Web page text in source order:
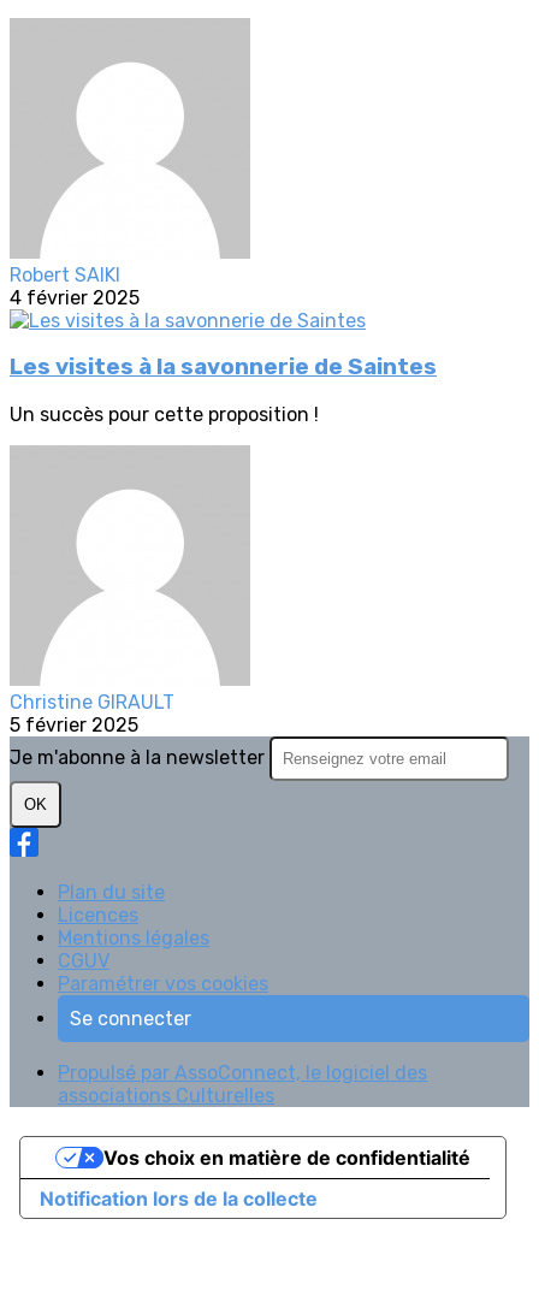
Robert SAIKI
4 février 2025
Les visites à la savonnerie de Saintes
Un succès pour cette proposition !
Christine GIRAULT
5 février 2025
Je m'abonne à la newsletter
OK
Plan du site
Licences
Mentions légales
CGUV
Paramétrer vos cookies
Se connecter
Propulsé par AssoConnect, le logiciel des
associations Culturelles
Notification lors de la collecte
Vos choix en matière de confidentialité